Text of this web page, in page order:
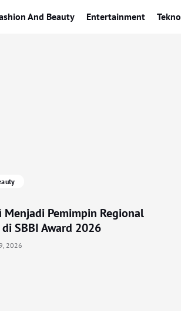
And Beauty Entertainment Tekno
Pemimpin Regional
SBBI Award 2026
2026